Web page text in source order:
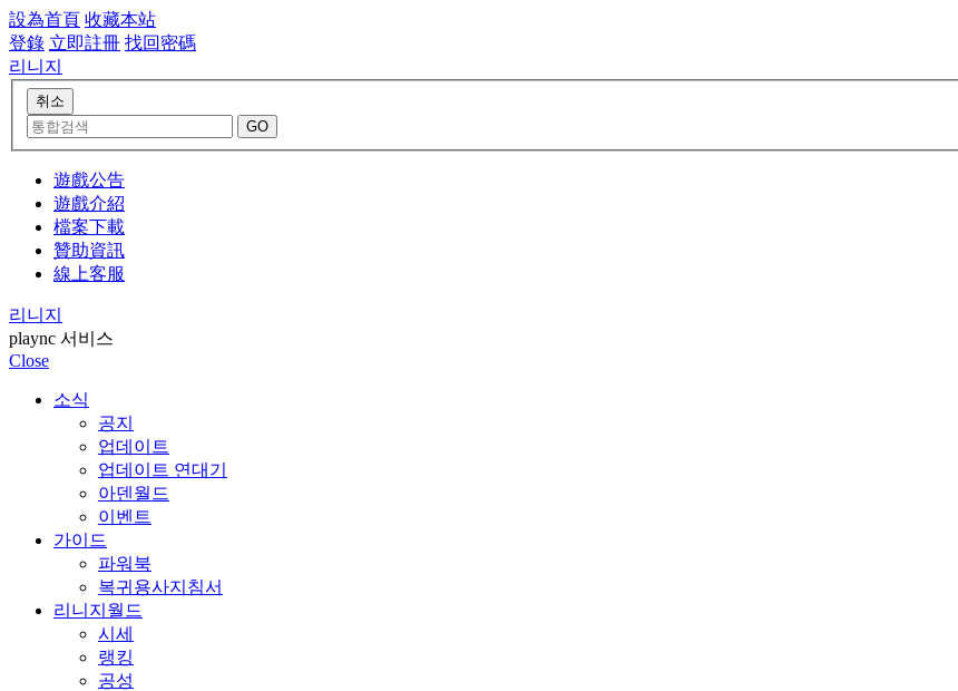
設為首頁 收藏本站
登錄 立即註冊 找回密碼
리니지
遊戲公告
遊戲介紹
檔案下載
贊助資訊
線上客服
리니지
plaync 서비스
Close
소식
공지
업데이트
업데이트 연대기
아덴월드
이벤트
가이드
파워북
복귀용사지침서
리니지월드
시세
랭킹
공성